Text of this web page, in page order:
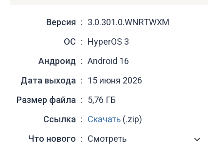
Версия
3.0.301.0.WNRTWXM
ОС
HyperOS 3
Андроид
Android 16
Дата выхода
15 июня 2026
Размер файла
5,76 ГБ
Ссылка
Скачать (.zip)
Что нового
Смотреть